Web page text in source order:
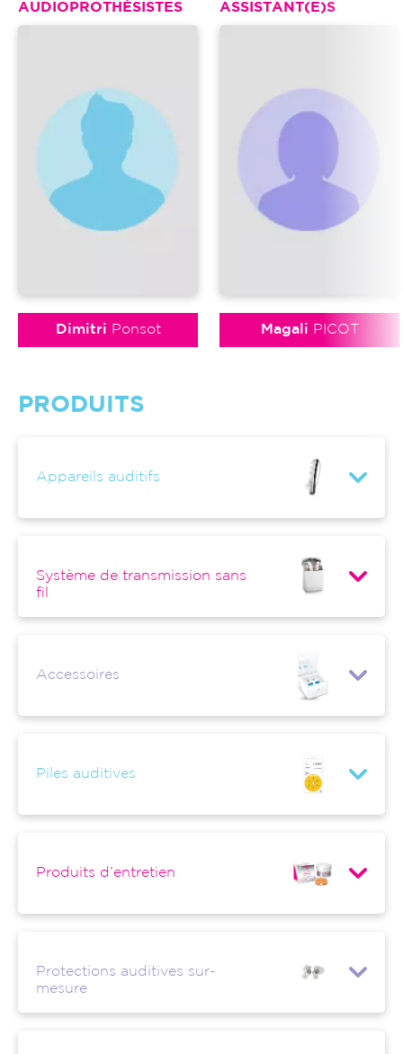
AUDIOPROTHÉSISTES
Dimitri Ponsot
ASSISTANT(E)S
Magali PICOT
PRODUITS
Appareils auditifs
Système de transmission sans
fil
Accessoires
Piles auditives
Produits d’entretien
Protections auditives sur-
mesure